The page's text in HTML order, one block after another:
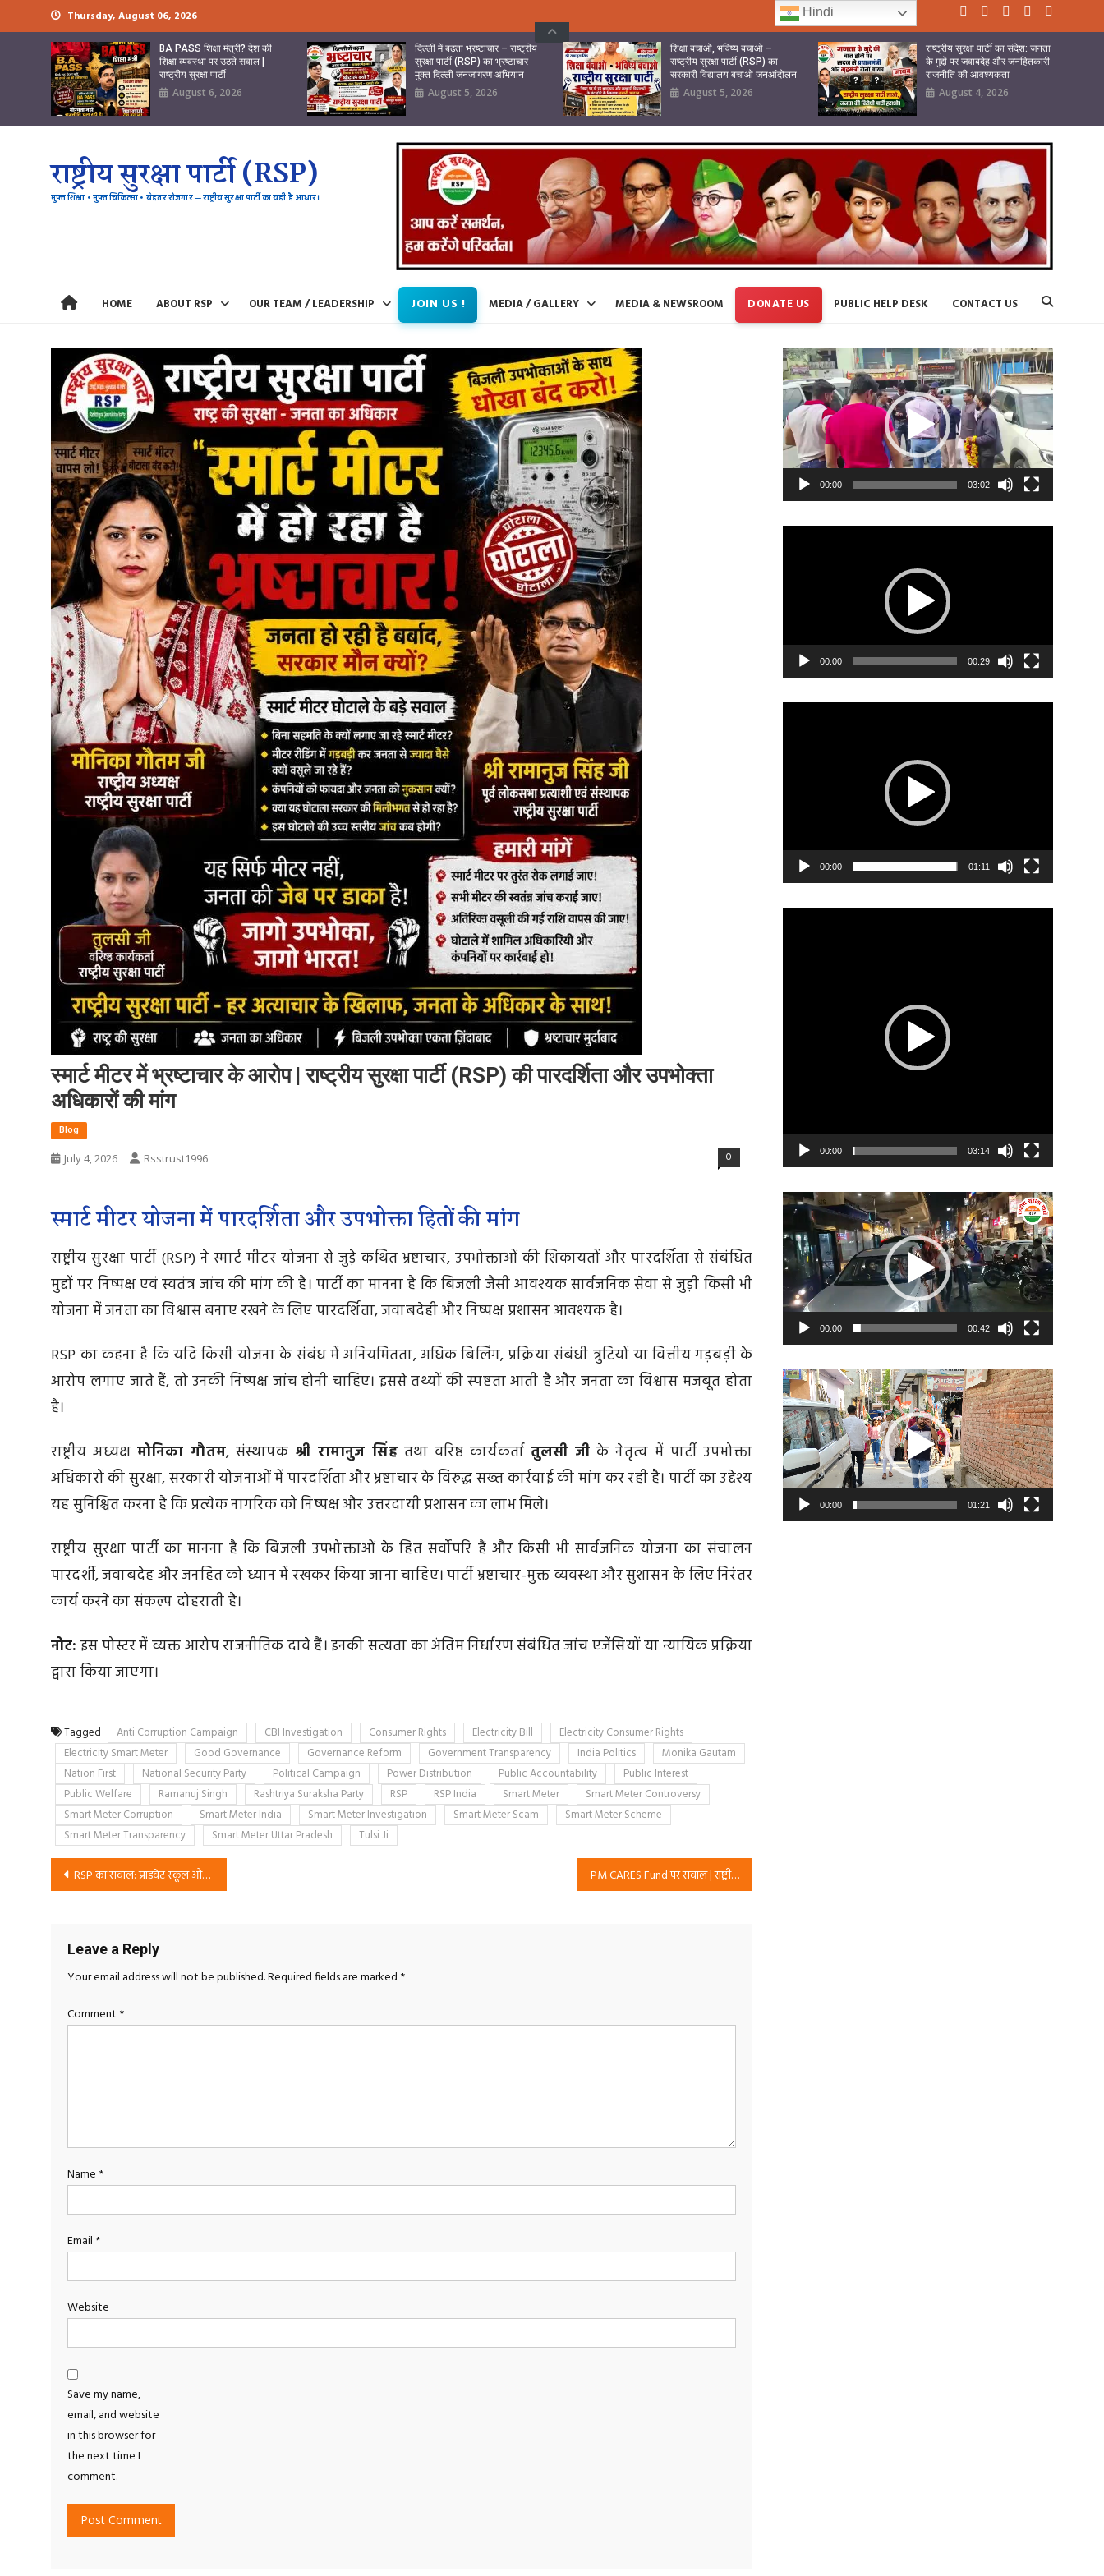
to
Thursday, August 06, 2026
BA PASS शिक्षा मंत्री? देश की
शिक्षा व्यवस्था पर उठते सवाल |
राष्ट्रीय सुरक्षा पार्टी
August 6, 2026
दिल्ली में बढ़ता भ्रष्टाचार – राष्ट्रीय
सुरक्षा पार्टी (RSP) का भ्रष्टाचार
मुक्त दिल्ली जनजागरण अभियान
August 5, 2026
शिक्षा बचाओ, भविष्य बचाओ –
राष्ट्रीय सुरक्षा पार्टी (RSP) का
सरकारी विद्यालय बचाओ जनआंदोलन
August 5, 2026
राष्ट्रीय सुरक्षा पार्टी का संदेश: जनता
के मुद्दों पर जवाबदेह और जनहितकारी
राजनीति की आवश्यकता
August 4, 2026
राष्ट्रीय सुरक्षा पार्टी (RSP)
मुफ्त शिक्षा • मुफ्त चिकित्सा • बेहतर रोजगार — राष्ट्रीय सुरक्षा पार्टी का यही है आधार।
HOME ABOUT RSP OUR TEAM / LEADERSHIP JOIN US ! MEDIA / GALLERY MEDIA & NEWSROOM DONATE US PUBLIC HELP DESK CONTACT US
स्मार्ट मीटर में भ्रष्टाचार के आरोप | राष्ट्रीय सुरक्षा पार्टी (RSP) की पारदर्शिता और उपभोक्ता
अधिकारों की मांग
Blog
July 4, 2026
Rsstrust1996 0
स्मार्ट मीटर योजना में पारदर्शिता और उपभोक्ता हितों की मांग
राष्ट्रीय सुरक्षा पार्टी (RSP) ने स्मार्ट मीटर योजना से जुड़े कथित भ्रष्टाचार, उपभोक्ताओं की शिकायतों और पारदर्शिता से संबंधित
मुद्दों पर निष्पक्ष एवं स्वतंत्र जांच की मांग की है। पार्टी का मानना है कि बिजली जैसी आवश्यक सार्वजनिक सेवा से जुड़ी किसी भी
योजना में जनता का विश्वास बनाए रखने के लिए पारदर्शिता, जवाबदेही और निष्पक्ष प्रशासन आवश्यक है।
RSP का कहना है कि यदि किसी योजना के संबंध में अनियमितता, अधिक बिलिंग, प्रक्रिया संबंधी त्रुटियों या वित्तीय गड़बड़ी के
आरोप लगाए जाते हैं, तो उनकी निष्पक्ष जांच होनी चाहिए। इससे तथ्यों की स्पष्टता आती है और जनता का विश्वास मजबूत होता
है।
राष्ट्रीय अध्यक्ष मोनिका गौतम, संस्थापक श्री रामानुज सिंहतथा वरिष्ठ कार्यकर्ता तुलसी जी के नेतृत्व में पार्टी उपभोक्ता
अधिकारों की सुरक्षा, सरकारी योजनाओं में पारदर्शिता और भ्रष्टाचार के विरुद्ध सख्त कार्रवाई की मांग कर रही है। पार्टी का उद्देश्य
यह सुनिश्चित करना है कि प्रत्येक नागरिक को निष्पक्ष और उत्तरदायी प्रशासन का लाभ मिले।
राष्ट्रीय सुरक्षा पार्टी का मानना है कि बिजली उपभोक्ताओं के हित सर्वोपरि हैं और किसी भी सार्वजनिक योजना का संचालन
पारदर्शी, जवाबदेह और जनहित को ध्यान में रखकर किया जाना चाहिए। पार्टी भ्रष्टाचार-मुक्त व्यवस्था और सुशासन के लिए निरंतर
कार्य करने का संकल्प दोहराती है।
नोट: इस पोस्टर में व्यक्त आरोप राजनीतिक दावे हैं। इनकी सत्यता का अंतिम निर्धारण संबंधित जांच एजेंसियों या न्यायिक प्रक्रिया
द्वारा किया जाएगा।
Tagged Anti Corruption Campaign CBI Investigation Consumer Rights Electricity Bill
Electricity Consumer Rights
Electricity Smart Meter
Good Governance Governance Reform Government Transparency India Politics
Monika Gautam
Nation First
National Security Party Political Campaign Power Distribution Public Accountability
Public Interest
Public Welfare
Ramanuj Singh Rashtriya Suraksha Party RSP RSP India Smart Meter
Smart Meter Controversy
Smart Meter Corruption
Smart Meter India Smart Meter Investigation Smart Meter Scam
Smart Meter Scheme
Smart Meter Transparency
Smart Meter Uttar Pradesh Tulsi Ji
Post
RSP का सवाल: प्राइवेट स्कूल और कॉलेज में मुफ्त शिक्षा कब होगी? PM CARES Fund पर सवाल | राष्ट्रीय सुरक्षा पार्टी (RSP) की पारदर्शिता और जवाबदेही की मांग
Leave a Reply
Your email address will not be published.Required fields are marked *
Comment *
Name *
Email *
Website
Save my name,
email, and website
in this browser for
the next time I
comment.
Video
Player
00:00 03:02
00:00 00:29
00:00 01:11
00:00 03:14
Video
Player
00:00 00:42
Video
Player
00:00 01:21
Hindi